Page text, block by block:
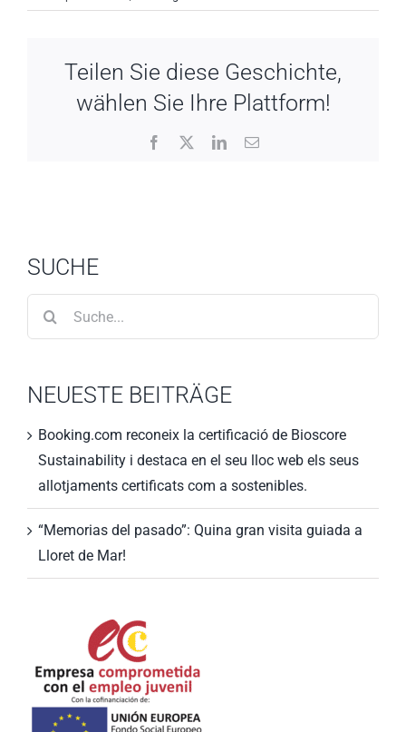
Teilen Sie diese Geschichte,
wählen Sie Ihre Plattform!
Facebook LinkedInEmail
SUCHE
NEUESTE BEITRÄGE
Booking.com reconeix la certificació de Bioscore
Sustainability i destaca en el seu lloc web els seus
allotjaments certificats com a sostenibles.
“Memorias del pasado”: Quina gran visita guiada a
Lloret de Mar!